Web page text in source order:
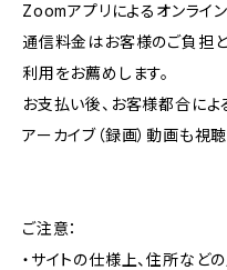
Zoomアプリによるオンライン
通信料金はお客様のご負担
利用をお薦めします。
お支払い後、お客様都合によ
アーカイブ（録画）動画も視
ご注意：
・サイトの仕様上、住所など